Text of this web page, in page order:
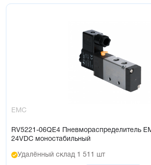
EMC
RV5221-06QE4 Пневмораспределитель
24VDC моностабильный
Удалённый склад 1 511 шт